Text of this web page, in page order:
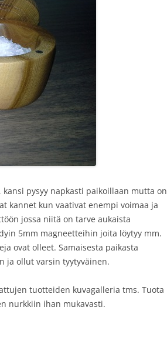
kansi pysyy napkasti paikoillaan mutta on
kannet kun vaativat enempi voimaa ja
jossa niitä on tarve aukaista
5mm magneetteihin joita löytyy mm.
ovat olleet. Samaisesta paikasta
ja ollut varsin tyytyväinen.
tuotteiden kuvagalleria tms. Tuota
nurkkiin ihan mukavasti.